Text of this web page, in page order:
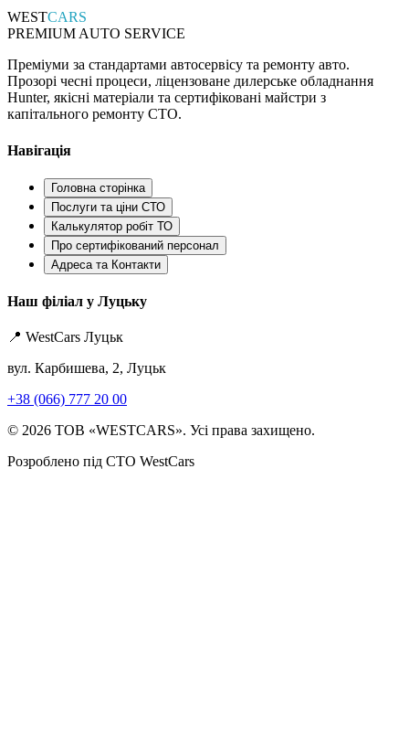
WESTCARS
PREMIUM AUTO SERVICE
Преміуми за стандартами автосервісу та ремонту авто.
Прозорі чесні процеси, ліцензоване дилерське обладнання
Hunter, якісні матеріали та сертифіковані майстри з
капітального ремонту СТО.
Навігація
Головна сторінка
Послуги та ціни СТО
Калькулятор робіт ТО
Про сертифікований персонал
Адреса та Контакти
Наш філіал у Луцьку
📍 WestCars Луцьк
вул. Карбишева, 2, Луцьк
+38 (066) 777 20 00
© 2026 ТОВ «WESTCARS». Усі права захищено.
Розроблено під СТО WestCars